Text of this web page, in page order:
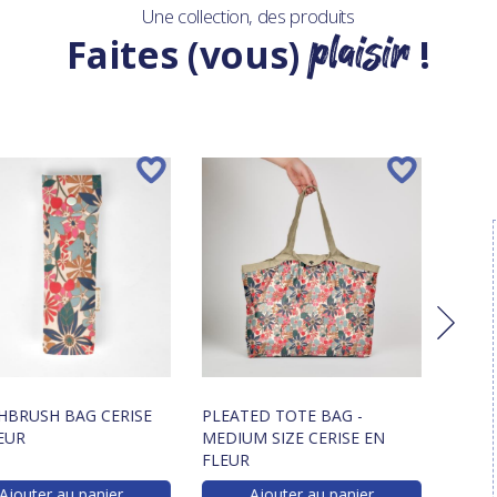
Une collection, des produits
Faites (vous)plaisir!
BAG CERISE
PLEATED TOTE BAG -
MEDIUM SIZE CERISE EN
FLEUR
FLEUR